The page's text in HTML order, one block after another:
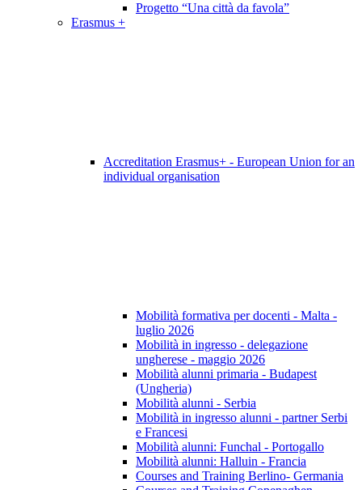
Progetto “Una città da favola”
Erasmus +
Accreditation Erasmus+ - European Union for an
individual organisation
Mobilità formativa per docenti - Malta -
luglio 2026
Mobilità in ingresso - delegazione
ungherese - maggio 2026
Mobilità alunni primaria - Budapest
(Ungheria)
Mobilità alunni - Serbia
Mobilità in ingresso alunni - partner Serbi
e Francesi
Mobilità alunni: Funchal - Portogallo
Mobilità alunni: Halluin - Francia
Courses and Training Berlino- Germania